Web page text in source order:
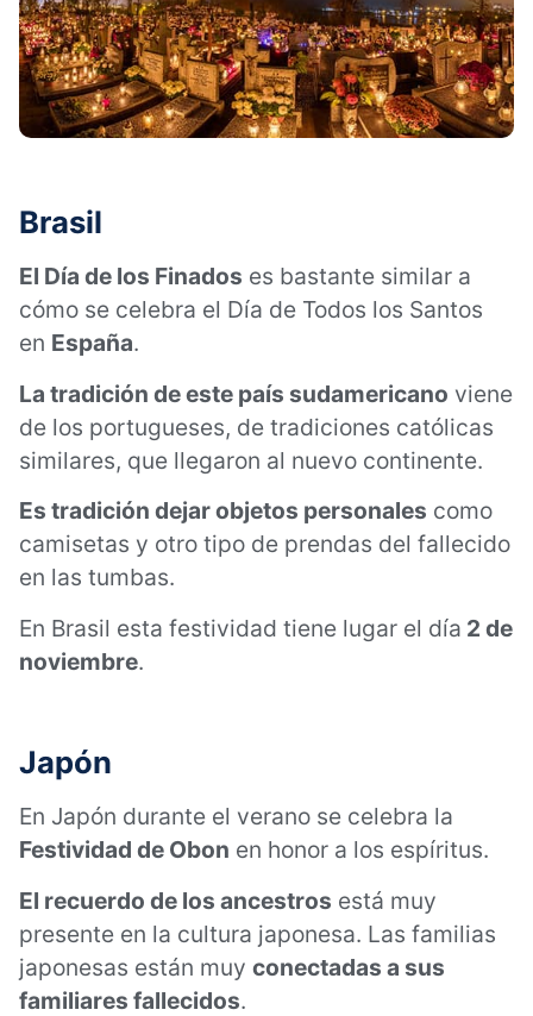
Brasil
El Día de los Finados es bastante similar a
cómo se celebra el Día de Todos los Santos
en España.
La tradición de este país sudamericano viene
de los portugueses, de tradiciones católicas
similares, que llegaron al nuevo continente.
Es tradición dejar objetos personales como
camisetas y otro tipo de prendas del fallecido
en las tumbas.
En Brasil esta festividad tiene lugar el día 2 de
noviembre.
Japón
En Japón durante el verano se celebra la
Festividad de Obon en honor a los espíritus.
El recuerdo de los ancestros está muy
presente en la cultura japonesa. Las familias
japonesas están muy conectadas a sus
familiares fallecidos.